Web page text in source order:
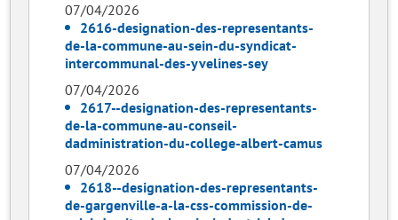
07/04/2026
2616-designation-des-representants-
de-la-commune-au-sein-du-syndicat-
intercommunal-des-yvelines-sey
07/04/2026
2617--designation-des-representants-
de-la-commune-au-conseil-
dadministration-du-college-albert-camus
07/04/2026
2618--designation-des-representants-
de-gargenville-a-la-css-commission-de-